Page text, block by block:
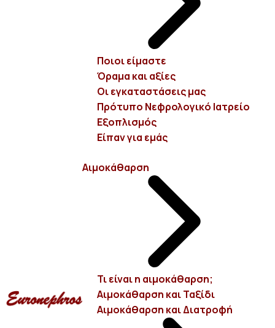
Ποιοι είμαστε
Όραμα και αξίες
Οι εγκαταστάσεις μας
Πρότυπο Νεφρολογικό Ιατρείο
Eξοπλισμός
Είπαν για εμάς
Αιμοκάθαρση
Τι είναι η αιμοκάθαρση;
Αιμοκάθαρση και Ταξίδι
Αιμοκάθαρση και Διατροφή
Αιμοκάθαρση και Φάρμακα
Ποια φάρμακα χορηγούνται στους ασθενείς;
Τα φάρμακα που χρησιμοποιούνται συνήθως για
ασθενείς που υποβάλλονται σε αιμοκάθαρση είναι:
Φωσφοροδεσμευτικά: Βοηθούν στη μείωση των
φωσφορικών στο αίμα, δεσμεύοντας τα κατά τη
δίοδο τους από την πεπτική οδό.